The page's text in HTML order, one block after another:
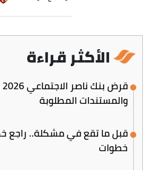
الأكثر قراءة
والمستندات المطلوبة
خطوات